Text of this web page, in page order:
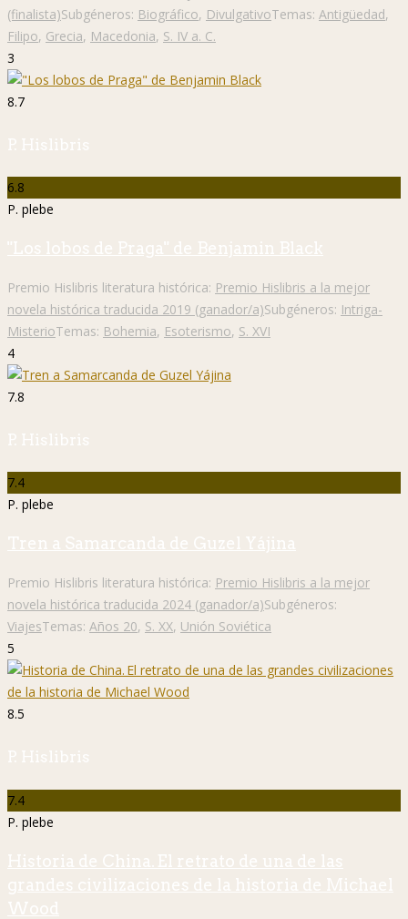
(finalista)Subgéneros: Biográfico, DivulgativoTemas: Antigüedad,
Filipo, Grecia, Macedonia, S. IV a. C.
3
8.7
P. Hislibris
6.8
P. plebe
"Los lobos de Praga" de Benjamin Black
Premio Hislibris literatura histórica: Premio Hislibris a la mejor
novela histórica traducida 2019 (ganador/a)Subgéneros: Intriga-
MisterioTemas: Bohemia, Esoterismo, S. XVI
4
7.8
P. Hislibris
7.4
P. plebe
Tren a Samarcanda de Guzel Yájina
Premio Hislibris literatura histórica: Premio Hislibris a la mejor
novela histórica traducida 2024 (ganador/a)Subgéneros:
ViajesTemas: Años 20, S. XX, Unión Soviética
5
8.5
P. Hislibris
7.4
P. plebe
Historia de China. El retrato de una de las
grandes civilizaciones de la historia de Michael
Wood